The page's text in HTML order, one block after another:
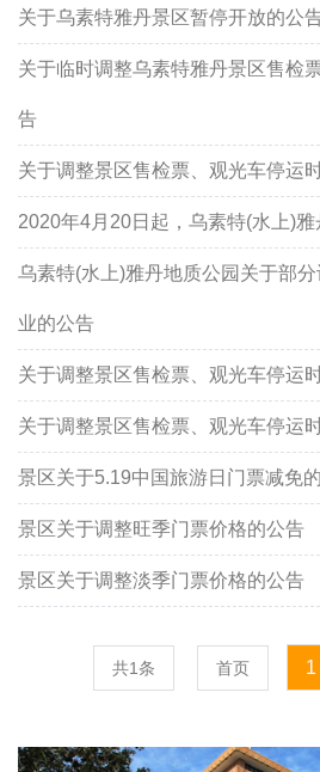
关于乌素特雅丹景区暂停开放的公
关于临时调整乌素特雅丹景区售检
告
关于调整景区售检票、观光车停运
2020年4月20日起，乌素特(水上)雅
乌素特(水上)雅丹地质公园关于部
业的公告
关于调整景区售检票、观光车停运
关于调整景区售检票、观光车停运
景区关于5.19中国旅游日门票减免
景区关于调整旺季门票价格的公告
景区关于调整淡季门票价格的公告
共1条 首页 1